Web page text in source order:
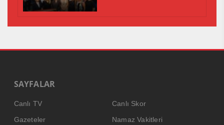
SAYFALAR
Canlı TV
Canlı Skor
Gazeteler
Namaz Vakitleri